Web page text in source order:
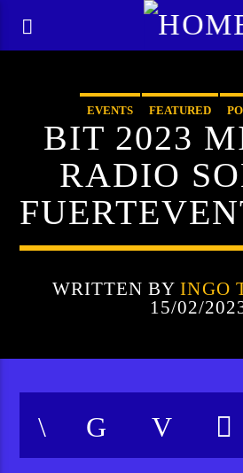
EVENTS FEATURED
BIT 2023
RADIO
WRITTEN BYINGO
15/02/